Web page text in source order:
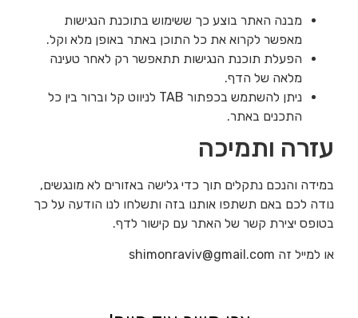
מבנה האתר בוצע כך ששימוש בתוכנת הנגישות
מאפשר לקרוא את כל התוכן באתר באופן מלא וקל.
הפעלת תוכנת הנגישות תתאפשר רק לאחר טעינה
מלאה של הדף.
ניתן להשתמש בכפתור TAB לניווט קל וברור בין כל
התכנים באתר.
עזרה ותמיכה
במידה והנכם נתקלים תוך כדי גלישה באזורים לא מונגשים,
נודה לכם באם תשתפו אותנו בזה ותשלחו לנו הודעה על כך
בטופס יצירת קשר של האתר עם קישור לדף.
או למייל זה shimonraviv@gmail.com